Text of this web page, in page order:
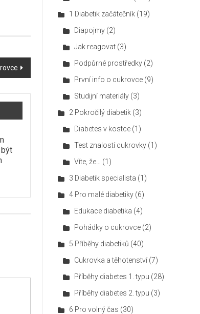
1 Diabetik začátečník (19)
Diapojmy (2)
Jak reagovat (3)
Podpůrné prostředky (2)
První info o cukrovce (9)
Studijní materiály (3)
2 Pokročilý diabetik (3)
Diabetes v kostce (1)
Test znalostí cukrovky (1)
Víte, že…
(1)
3 Diabetik specialista (1)
4 Pro malé diabetiky (6)
Edukace diabetika (4)
Pohádky o cukrovce (2)
5 Příběhy diabetiků (40)
Cukrovka a těhotenství (7)
Příběhy diabetes 1. typu (28)
Příběhy diabetes 2. typu (3)
6 Pro volný čas (30)